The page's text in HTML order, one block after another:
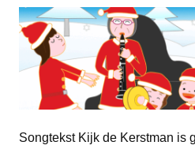
Songtekst Kijk de Kerstman is